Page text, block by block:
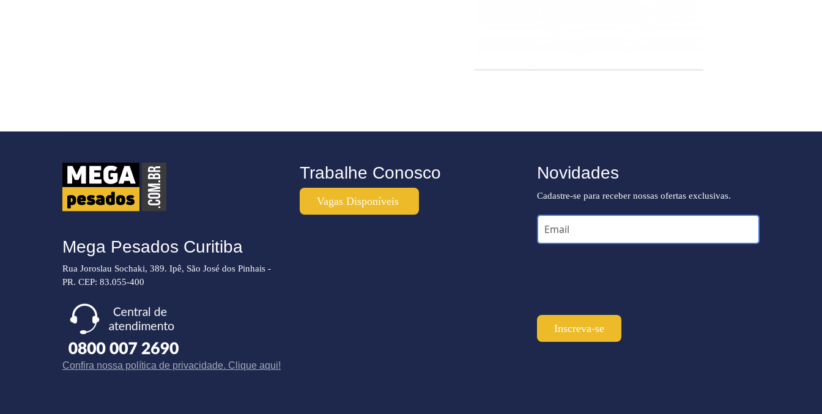
Mega Pesados Curitiba
Rua Joroslau Sochaki, 389. Ipê, São José dos Pinhais -
PR. CEP: 83.055-400
Confira nossa política de privacidade. Clique aqui!
Trabalhe Conosco
Vagas Disponíveis
Novidades
Cadastre-se para receber nossas ofertas exclusivas.